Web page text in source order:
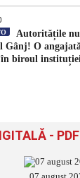
Autoritățile
Gânj! O
biroul
- PDF